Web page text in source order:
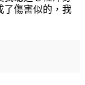
了傷害似的，我